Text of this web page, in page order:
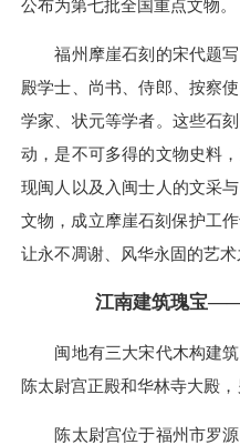
公布为第七批全国重点文物。
福州摩崖石刻的宋代题写
殿学士、尚书、侍郎、按察
学家、状元等学者。这些石
动，是不可多得的文物史料
现闽人以及入闽士人的文采
文物，成立摩崖石刻保护工
让永不凋谢、风华永固的艺术
江南建筑瑰宝
闽地有三大宋代木构建筑
陈太尉宫正殿和华林寺大殿
陈太尉宫位于福州市罗源